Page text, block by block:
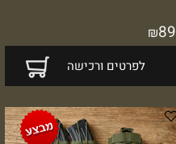
₪89
לפרטים ורכישה